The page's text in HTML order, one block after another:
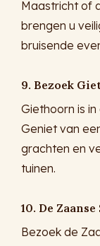
Maastricht of
brengen u
bruisende
9. Bezoek
Giethoorn is
Geniet van
grachten en
tuinen.
10. De
Bezoek de